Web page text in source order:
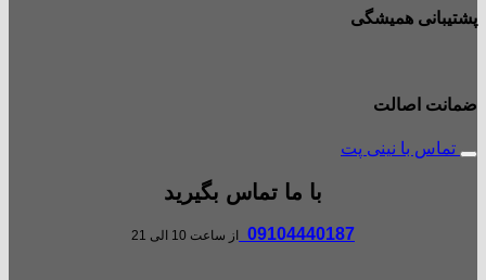
پشتیبانی همیشگی
ضمانت اصالت
تماس با نینی پت
با ما تماس بگیرید
09104440187 از ساعت 10 الی 21